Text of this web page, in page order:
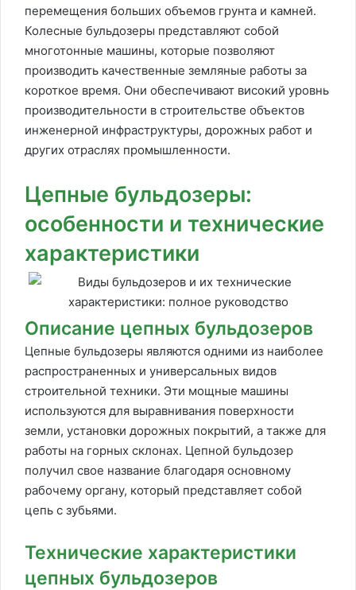
перемещения больших объемов грунта и камней.
Колесные бульдозеры представляют собой
многотонные машины, которые позволяют
производить качественные земляные работы за
короткое время. Они обеспечивают високий уровнь
производительности в строительстве объектов
инженерной инфраструктуры, дорожных работ и
других отраслях промышленности.
Цепные бульдозеры:
особенности и технические
характеристики
Описание цепных бульдозеров
Цепные бульдозеры являются одними из наиболее
распространенных и универсальных видов
строительной техники. Эти мощные машины
используются для выравнивания поверхности
земли, установки дорожных покрытий, а также для
работы на горных склонах. Цепной бульдозер
получил свое название благодаря основному
рабочему органу, который представляет собой
цепь с зубьями.
Технические характеристики
цепных бульдозеров